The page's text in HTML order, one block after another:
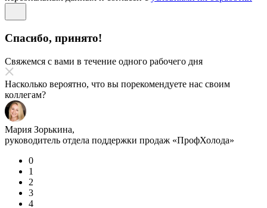
Спасибо, принято!
Свяжемся с вами в течение одного рабочего дня
Насколько вероятно, что вы порекомендуете нас своим
коллегам?
Мария Зорькина,
руководитель отдела поддержки продаж «ПрофХолода»
0
1
2
3
4